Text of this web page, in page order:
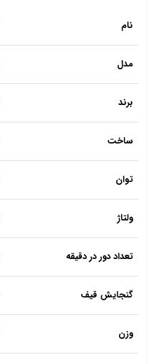
نام
مدل
برند
ساخت
توان
ولتاژ
تعداد دور در دقیقه
گنجایش قیف
وزن